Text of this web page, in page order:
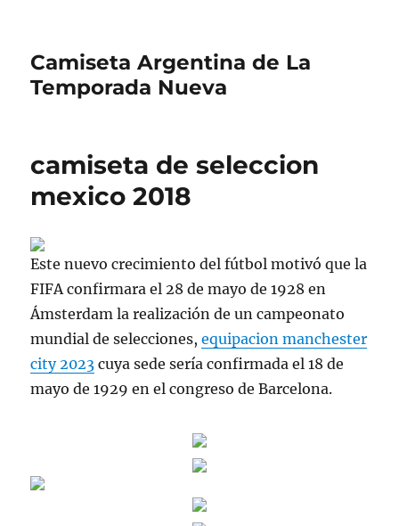
Camiseta Argentina de La
Temporada Nueva
camiseta de seleccion
mexico 2018
Este nuevo crecimiento del fútbol motivó que la
FIFA confirmara el 28 de mayo de 1928 en
Ámsterdam la realización de un campeonato
mundial de selecciones,equipacion manchester
city 2023 cuya sede sería confirmada el 18 de
mayo de 1929 en el congreso de Barcelona.